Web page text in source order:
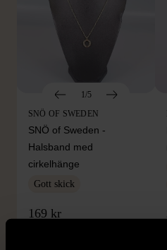
1/5
SNÖ OF SWEDEN
SNÖ of Sweden -
Halsband med
cirkelhänge
Gott skick
169 kr